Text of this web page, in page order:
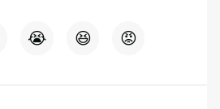
😭 😆 😡